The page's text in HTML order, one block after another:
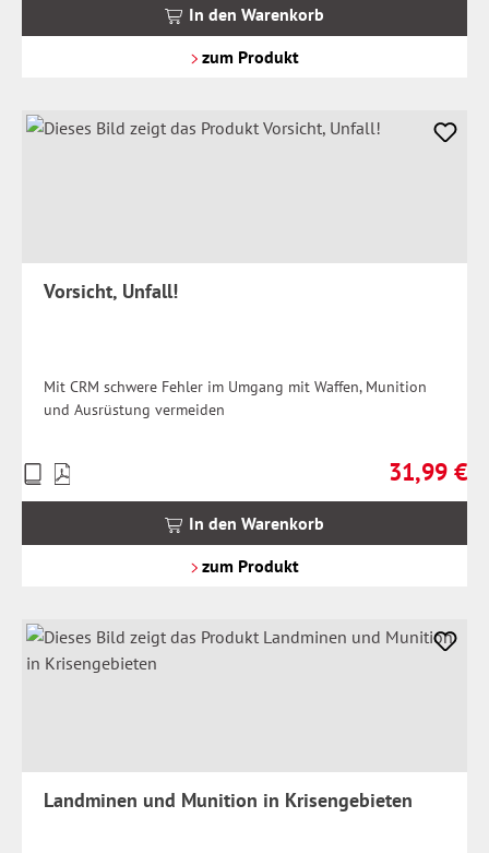
In den Warenkorb
zum Produkt
Vorsicht, Unfall!
Mit CRM schwere Fehler im Umgang mit Waffen, Munition
und Ausrüstung vermeiden
Regulärer
31,99 €
Preise
inkl.
In den Warenkorb
zum Produkt
Landminen und Munition in Krisengebieten